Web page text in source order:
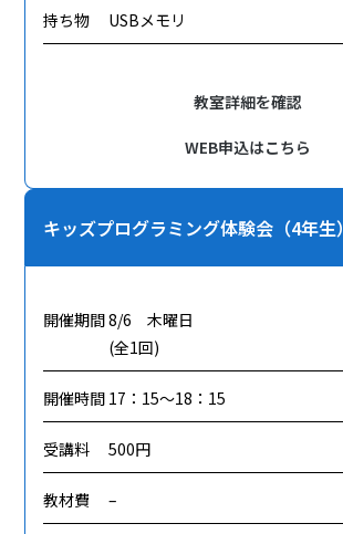
持ち物 USBメモリ
教室詳細を確認
WEB申込はこちら
キッズプログラミング体験会（4年生）
開催期間8/6 木曜日
(全1回)
開催時間 17：15～18：15
受講料 500円
教材費 –